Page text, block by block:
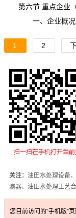
第六节 重点企业（
一、企业概况
1 2
关注： 油田水处理设备
滤器、油田水处理工艺
您目前访问的“手机版”